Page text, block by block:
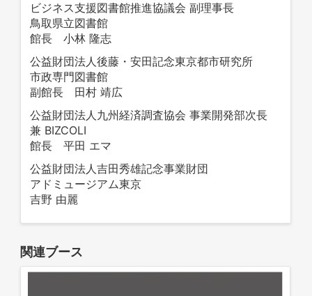
ビジネス支援図書館推進協議会 副理事長
鳥取県立図書館
館長 小林 隆志
公益財団法人後藤・安田記念東京都市研究所
市政専門図書館
副館長 田村 靖広
公益財団法人九州経済調査協会 事業開発部次長
兼 BIZCOLI
館長 平田 エマ
公益財団法人吉田秀雄記念事業財団
アドミュージアム東京
吉野 由麗
関連ブース